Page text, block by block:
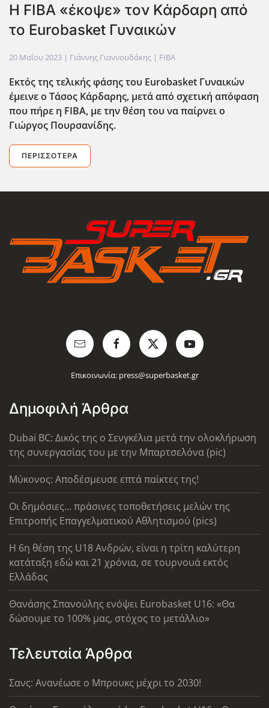
Η FIBA «έκοψε» τον Κάρδαρη από
το Eurobasket Γυναικών
20 Μαΐου 2023 | Γιάννης Γιαννουδάκης | FIBA
Εκτός της τελικής φάσης του Eurobasket Γυναικών
έμεινε ο Τάσος Κάρδαρης, μετά από σχετική απόφαση
που πήρε η FIBA, με την θέση του να παίρνει ο
Γιώργος Πουρσανίδης.
ΠΕΡΙΣΣΌΤΕΡΑ
Επικοινωνία: press@superbasket.gr
Δημοφιλή Άρθρα
Dubai BC: Δικός της ο Σενγκέλια μετά την ολοκλήρωση
της συνεργασίας του με την Μπαρτσελόνα (pic)
Μύκονος: Αποδέσμευσε επτά παίκτες της!
Οι δημόσιες... πράσινες τοποθετήσεις μελών της
Επιτροπής Επαγγελματικού Αθλητισμού (pics)
Η 6η θέση της U18 Ανδρών, είναι η τρίτη καλύτερη
κατάταξη εδώ και 21 χρόνια, σε τουρνουά εκτός
Ελλάδας
Θανάσης Σπανούλης ενόψει Eurobasket U16: «Θα
δώσουμε το 100% μας, στόχος το μετάλλιο»
Τελευταία Άρθρα
Σανς: Ανανέωσε ο Μπρουκς μέχρι το 2030!